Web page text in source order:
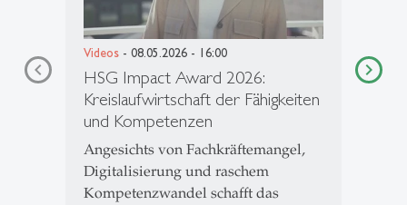
Videos - 08.05.2026 - 16:00
HSG Impact Award 2026:
Kreislaufwirtschaft der Fähigkeiten
und Kompetenzen
Angesichts von Fachkräftemangel,
Digitalisierung und raschem
Kompetenzwandel schafft das